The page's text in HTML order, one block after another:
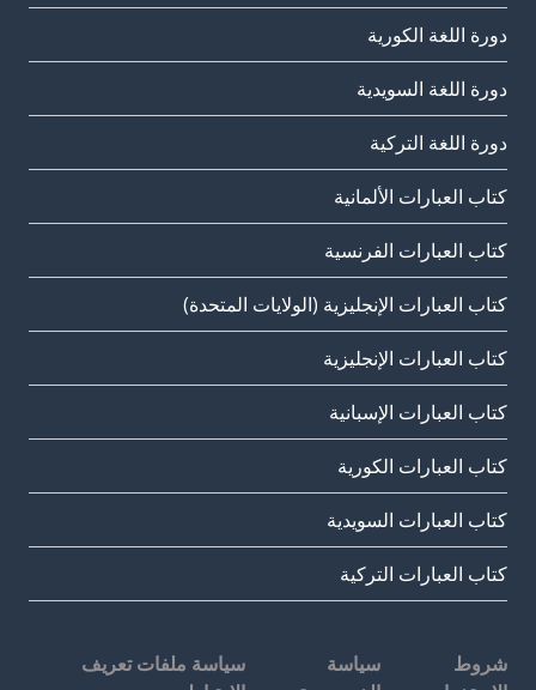
دورة اللغة الكورية
دورة اللغة السويدية
دورة اللغة التركية
كتاب العبارات الألمانية
كتاب العبارات الفرنسية
كتاب العبارات الإنجليزية (الولايات المتحدة)
كتاب العبارات الإنجليزية
كتاب العبارات الإسبانية
كتاب العبارات الكورية
كتاب العبارات السويدية
كتاب العبارات التركية
شروط
سياسة
سياسة ملفات تعريف